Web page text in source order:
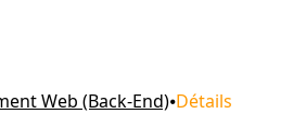
Web (Back-End)⦁Détails